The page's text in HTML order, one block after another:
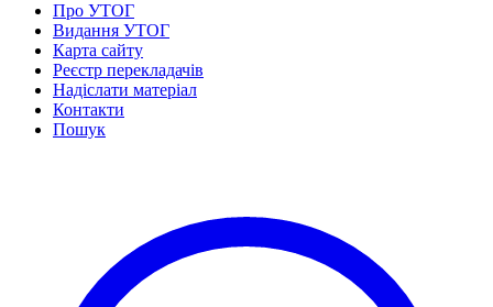
Про УТОГ
Видання УТОГ
Карта сайту
Реєстр перекладачів
Надіслати матеріал
Контакти
Пошук